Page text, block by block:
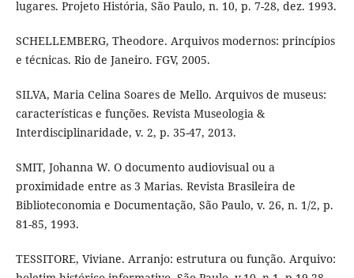
lugares. Projeto História, São Paulo, n. 10, p. 7-28, dez. 1993.
SCHELLEMBERG, Theodore. Arquivos modernos: princípios
e técnicas. Rio de Janeiro. FGV, 2005.
SILVA, Maria Celina Soares de Mello. Arquivos de museus:
características e funções. Revista Museologia &
Interdisciplinaridade, v. 2, p. 35-47, 2013.
SMIT, Johanna W. O documento audiovisual ou a
proximidade entre as 3 Marias. Revista Brasileira de
Biblioteconomia e Documentação, São Paulo, v. 26, n. 1/2, p.
81-85, 1993.
TESSITORE, Viviane. Arranjo: estrutura ou função. Arquivo: